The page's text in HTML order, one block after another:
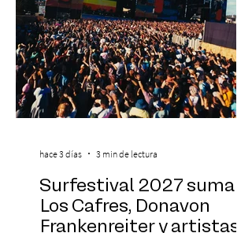
pro
Surfestival 2027 suma a
Los Cafres, Donavon
Frankenreiter y artistas
hace 3 días 3 min de lectura